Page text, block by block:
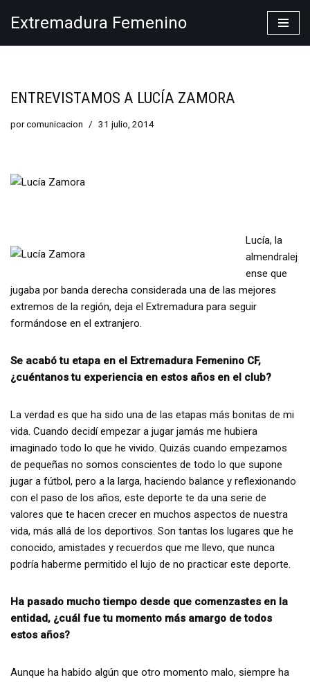
Extremadura Femenino
ENTREVISTAMOS A LUCÍA ZAMORA
porcomunicacion 31 julio, 2014
Lucía, la
almendralej
ense que
jugaba por banda derecha considerada una de las mejores
extremos de la región, deja el Extremadura para seguir
formándose en el extranjero.
Se acabó tu etapa en el Extremadura Femenino CF,
¿cuéntanos tu experiencia en estos años en el club?
La verdad es que ha sido una de las etapas más bonitas de mi
vida. Cuando decidí empezar a jugar jamás me hubiera
imaginado todo lo que he vivido. Quizás cuando empezamos
de pequeñas no somos conscientes de todo lo que supone
jugar a fútbol, pero a la larga, haciendo balance y reflexionando
con el paso de los años, este deporte te da una serie de
valores que te hacen crecer en muchos aspectos de nuestra
vida, más allá de los deportivos. Son tantas los lugares que he
conocido, amistades y recuerdos que me llevo, que nunca
podría haberme permitido el lujo de no practicar este deporte.
Ha pasado mucho tiempo desde que comenzastes en la
entidad, ¿cuál fue tu momento más amargo de todos
estos años?
Aunque ha habido algún que otro momento malo, siempre ha